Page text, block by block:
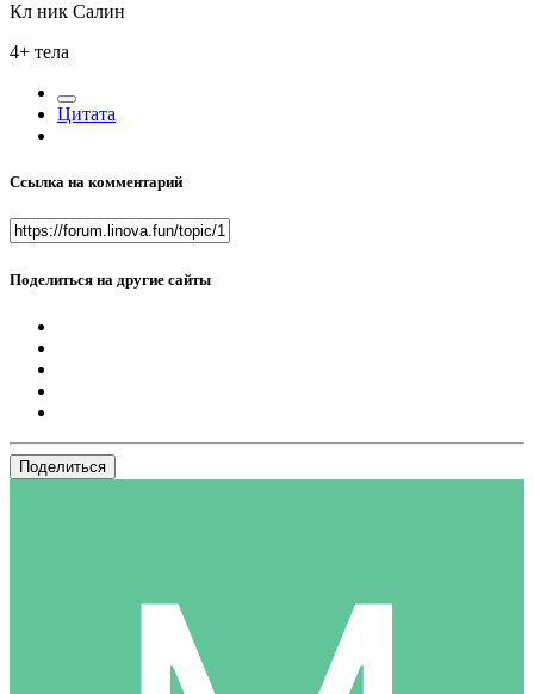
Кл ник Салин
4+ тела
Цитата
Ссылка на комментарий
Поделиться на другие сайты
Поделиться